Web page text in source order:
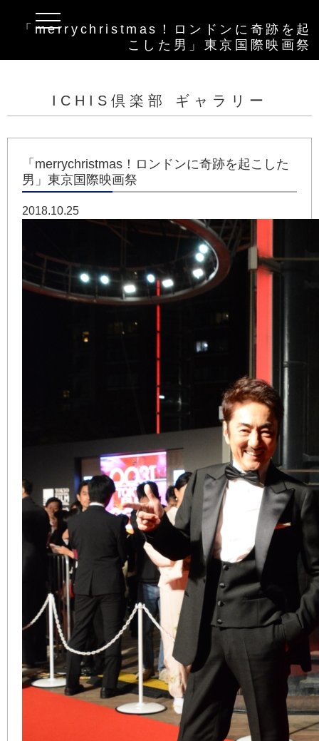
t
o
l
i
a
o
n
「merrychristmas！ロンドンに奇跡を起
こした男」東京国際映画祭
ICHIS倶楽部 ギャラリー
「merrychristmas！ロンドンに奇跡を起こした
男」東京国際映画祭
2018.10.25